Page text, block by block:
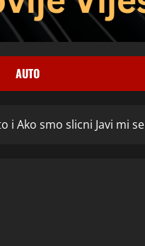
AUTO
i Ako smo slicni Javi mi se